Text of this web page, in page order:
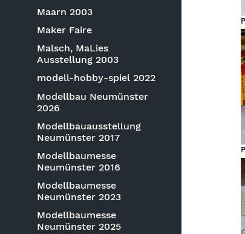
Maarn 2003
Maker Faire
Malsch, MaLies
Ausstellung 2003
modell-hobby-spiel 2022
Modellbau Neumünster
2026
Modellbauausstellung
Neumünster 2017
Modellbaumesse
Neumünster 2016
Modellbaumesse
Neumünster 2023
Modellbaumesse
Neumünster 2025